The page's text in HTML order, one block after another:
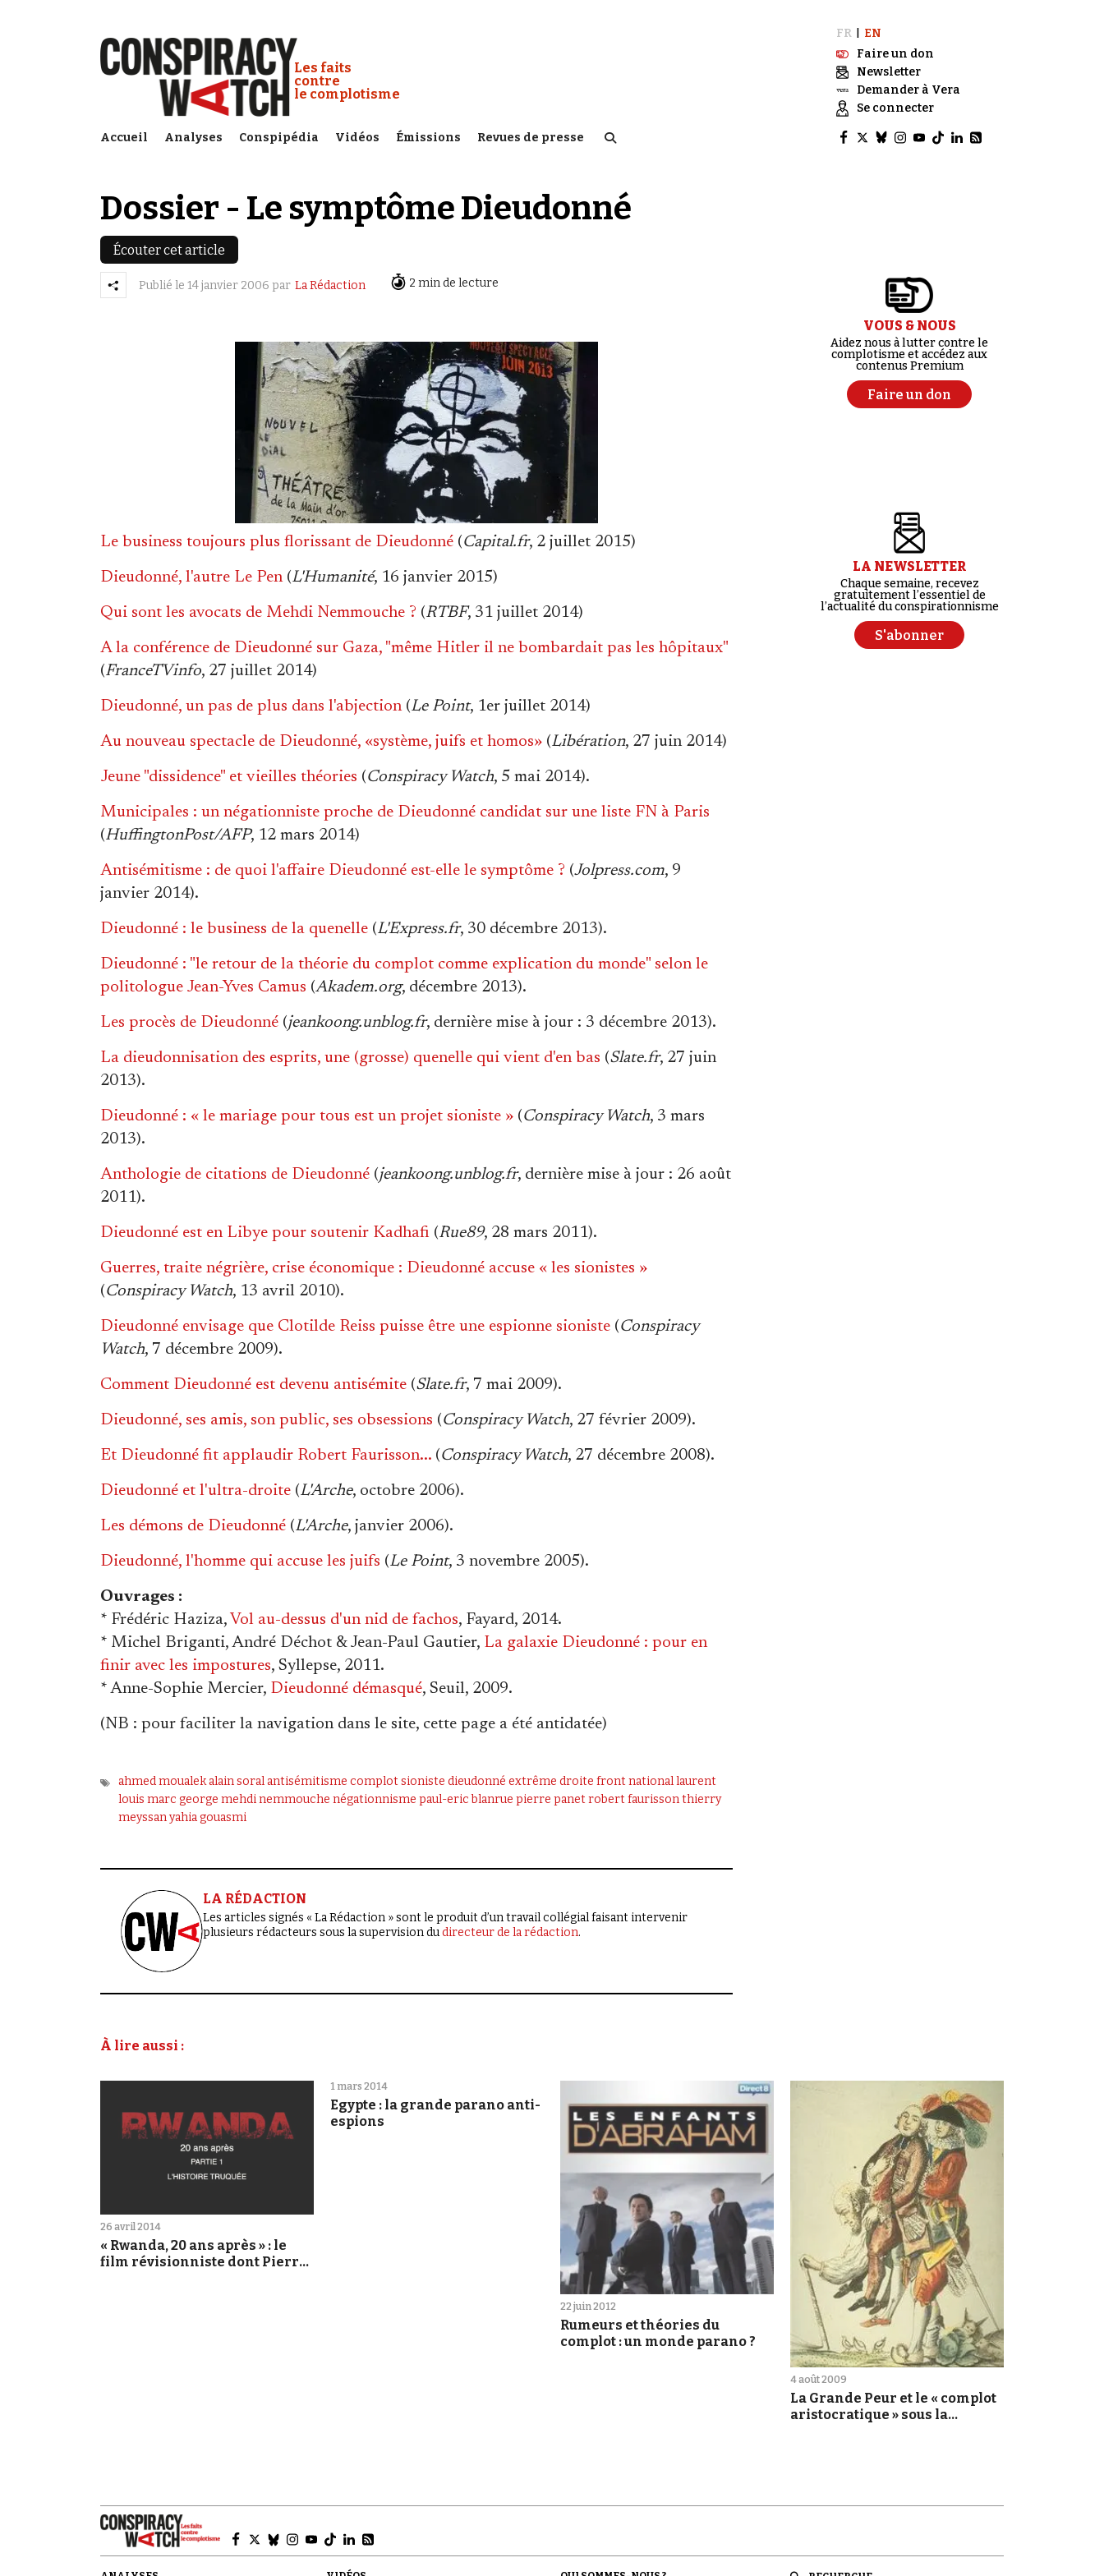
Conspiracy Watch :
Les faits
contre
le complotisme
Accueil Analyses Conspipédia Vidéos Émissions Revues de presse
FR
EN
Faire un don
Newsletter
Demander à Vera
Se connecter
Dossier - Le symptôme Dieudonné
Écouter cet article
Publié le 14 janvier 2006 par La Rédaction 2 min de lecture
Le business toujours plus florissant de Dieudonné (Capital.fr, 2 juillet 2015)
Dieudonné, l'autre Le Pen(L'Humanité, 16 janvier 2015)
Qui sont les avocats de Mehdi Nemmouche ? (RTBF, 31 juillet 2014)
A la conférence de Dieudonné sur Gaza, "même Hitler il ne bombardait pas les hôpitaux"
(FranceTVinfo, 27 juillet 2014)
Dieudonné, un pas de plus dans l'abjection(Le Point, 1er juillet 2014)
Au nouveau spectacle de Dieudonné, «système, juifs et homos» (Libération, 27 juin 2014)
Jeune "dissidence" et vieilles théories (Conspiracy Watch, 5 mai 2014).
Municipales : un négationniste proche de Dieudonné candidat sur une liste FN à Paris
(HuffingtonPost/AFP, 12 mars 2014)
Antisémitisme : de quoi l'affaire Dieudonné est-elle le symptôme ? (Jolpress.com, 9
janvier 2014).
Dieudonné : le business de la quenelle (L'Express.fr, 30 décembre 2013).
Dieudonné : "le retour de la théorie du complot comme explication du monde‏" selon le
politologue Jean-Yves Camus (Akadem.org, décembre 2013).
Les procès de Dieudonné (jeankoong.unblog.fr, dernière mise à jour : 3 décembre 2013).
La dieudonnisation des esprits, une (grosse) quenelle qui vient d'en bas (Slate.fr, 27 juin
2013).
Dieudonné : « le mariage pour tous est un projet sioniste » (Conspiracy Watch, 3 mars
2013).
Anthologie de citations de Dieudonné (jeankoong.unblog.fr, dernière mise à jour : 26 août
2011).
Dieudonné est en Libye pour soutenir Kadhafi (Rue89, 28 mars 2011).
Guerres, traite négrière, crise économique : Dieudonné accuse « les sionistes »
(Conspiracy Watch, 13 avril 2010).
Dieudonné envisage que Clotilde Reiss puisse être une espionne sioniste (Conspiracy
Watch, 7 décembre 2009).
Comment Dieudonné est devenu antisémite (Slate.fr, 7 mai 2009).
Dieudonné, ses amis, son public, ses obsessions (Conspiracy Watch, 27 février 2009).
Et Dieudonné fit applaudir Robert Faurisson... (Conspiracy Watch, 27 décembre 2008).
Dieudonné et l'ultra-droite (L'Arche, octobre 2006).
Les démons de Dieudonné (L'Arche, janvier 2006).
Dieudonné, l'homme qui accuse les juifs (Le Point, 3 novembre 2005).
Ouvrages :
* Frédéric Haziza, Vol au-dessus d'un nid de fachos, Fayard, 2014.
* Michel Briganti, André Déchot & Jean-Paul Gautier, La galaxie Dieudonné : pour en
finir avec les impostures, Syllepse, 2011.
* Anne-Sophie Mercier, Dieudonné démasqué, Seuil, 2009.
(NB : pour faciliter la navigation dans le site, cette page a été antidatée)
ahmed moualek alain soral antisémitisme complot sioniste dieudonné extrême droite front national laurent
louis marc george mehdi nemmouche négationnisme paul-eric blanrue pierre panet robert faurisson thierry
meyssan yahia gouasmi
LA RÉDACTION
Les articles signés « La Rédaction » sont le produit d’un travail collégial faisant intervenir
plusieurs rédacteurs sous la supervision dudirecteur de la rédaction.
VOUS & NOUS
Aidez nous à lutter contre le
complotisme et accédez aux
contenus Premium
Faire un don
LA NEWSLETTER
Chaque semaine, recevez
gratuitement l’essentiel de
l’actualité du conspirationnisme
S'abonner
À lire aussi :
26 avril 2014
« Rwanda, 20 ans après » : le
film révisionniste dont Pierre
1 mars 2014
Egypte : la grande parano anti-
espions
22 juin 2012
Rumeurs et théories du
complot : un monde parano ?
4 août 2009
La Grande Peur et le « complot
aristocratique » sous la